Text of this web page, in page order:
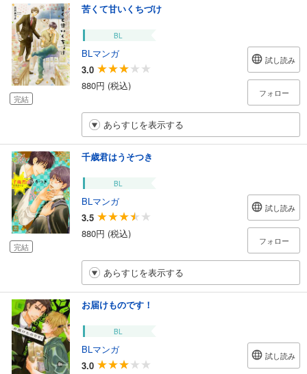
完結
苦くて甘いくちづけ
BL
BLマンガ
3.0
880円 (税込)
試し読み
フォロー
あらすじを表示する
完結
千歳君はうそつき
BL
BLマンガ
3.5
880円 (税込)
試し読み
フォロー
あらすじを表示する
お届けものです！
BL
BLマンガ
3.0
試し読み